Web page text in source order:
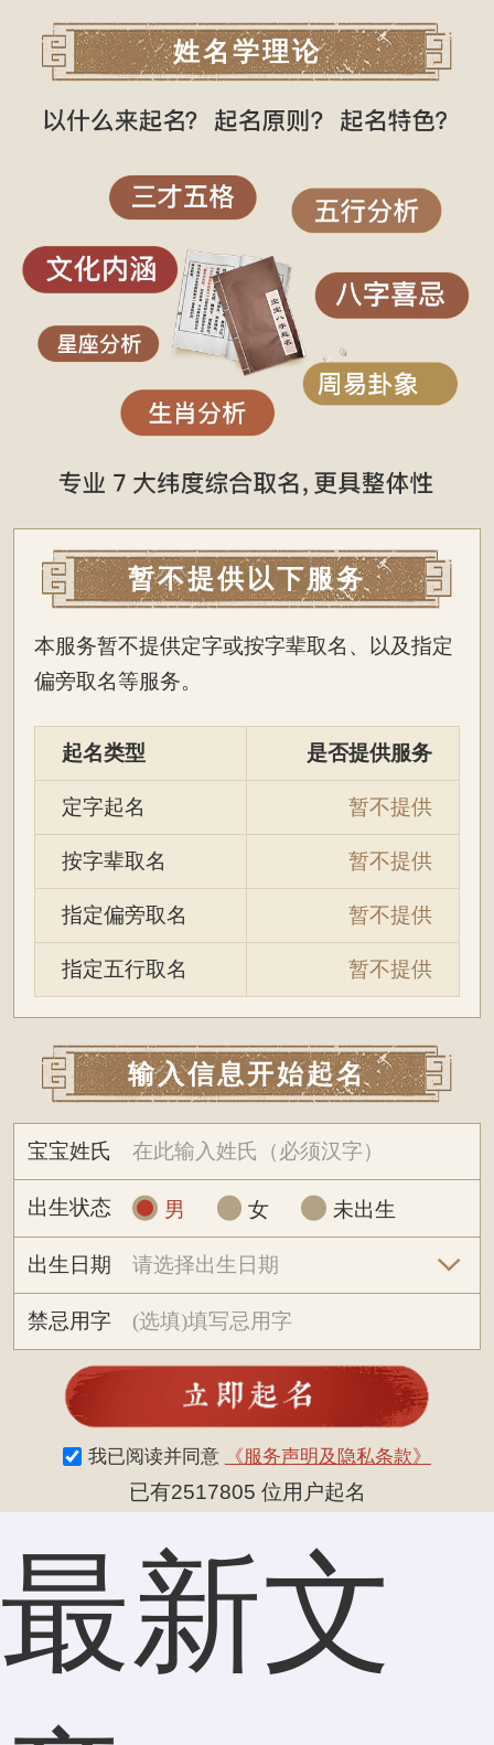
姓名学理论
暂不提供以下服务
本服务暂不提供定字或按字辈取名、以及指定
偏旁取名等服务。
起名类型 是否提供服务
定字起名 暂不提供
按字辈取名 暂不提供
指定偏旁取名 暂不提供
指定五行取名 暂不提供
输入信息开始起名
宝宝姓氏
出生状态 男 女 未出生
出生日期
禁忌用字
我已阅读并同意 《服务声明及隐私条款》
已有2517805 位用户起名
最新文